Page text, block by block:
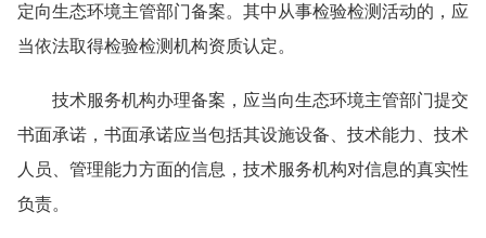
定向生态环境主管部门备案。其中从事检验检测活动的，应
当依法取得检验检测机构资质认定。
技术服务机构办理备案，应当向生态环境主管部门提交
书面承诺，书面承诺应当包括其设施设备、技术能力、技术
人员、管理能力方面的信息，技术服务机构对信息的真实性
负责。